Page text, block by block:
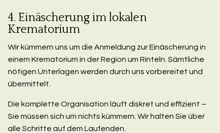
4. Einäscherung im lokalen
Krematorium
Wir kümmern uns um die Anmeldung zur Einäscherung in
einem Krematorium in der Region um Rinteln. Sämtliche
nötigen Unterlagen werden durch uns vorbereitet und
übermittelt.
Die komplette Organisation läuft diskret und effizient –
Sie müssen sich um nichts kümmern. Wir halten Sie über
alle Schritte auf dem Laufenden.